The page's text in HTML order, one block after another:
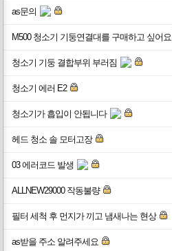
as문의
M500 청소기 기둥연결대를 구매하고 싶어요
청소기 기둥 결합부위 부러짐
청소기 에러 E2
청소기가 흡입이 안됩니다
헤드 청소 솔 모터고장
03 에러코드 발생
ALLNEW29000 작동불량
필터 세척 후 먼지가 끼고 냄새나는 현상
as받을 주소 알려주세요